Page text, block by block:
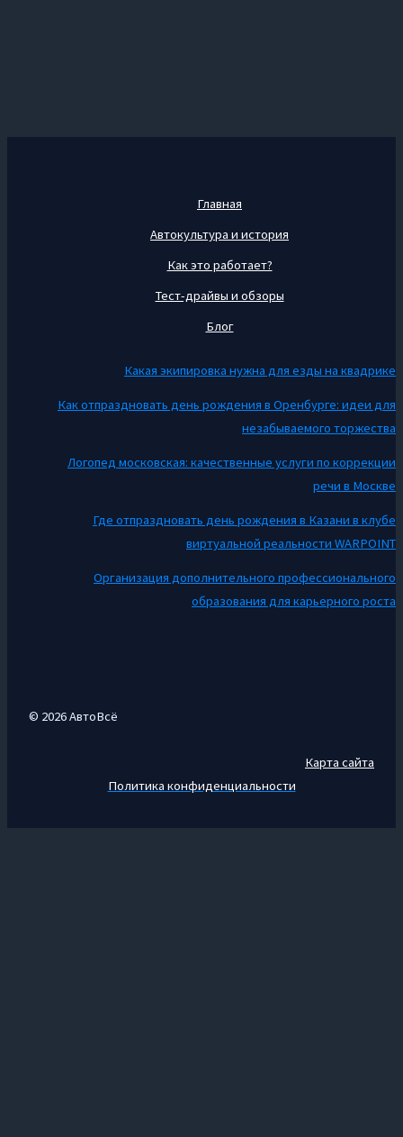
Главная
Автокультура и история
Как это работает?
Тест-драйвы и обзоры
Блог
Какая экипировка нужна для езды на квадрике
Как отпраздновать день рождения в Оренбурге: идеи для
незабываемого торжества
Логопед московская: качественные услуги по коррекции
речи в Москве
Где отпраздновать день рождения в Казани в клубе
виртуальной реальности WARPOINT
Организация дополнительного профессионального
образования для карьерного роста
© 2026 АвтоВсё
Карта сайта
Политика конфиденциальности